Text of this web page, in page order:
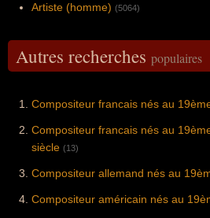
Artiste (homme) (5064)
Autres recherches populaires
Compositeur francais nés au
Compositeur francais nés au
siècle (13)
Compositeur allemand nés au
Compositeur américain nés au